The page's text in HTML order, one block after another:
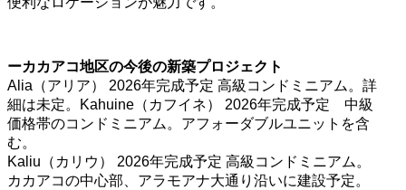
ーカカアコ地区の今後の新築プロジェクト
Alia（アリア） 2026年完成予定 高級コンドミニアム。詳
細は未定。Kahuine（カフイネ） 2026年完成予定 中級
価格帯のコンドミニアム。アフォーダブルユニットを含
む。
Kaliu（カリウ） 2026年完成予定 高級コンドミニアム。
カカアコの中心部、アラモアナ大通り沿いに建設予定。